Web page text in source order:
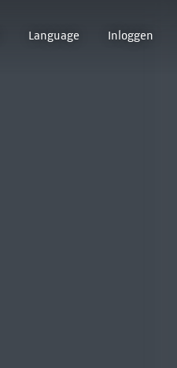
Language Inloggen